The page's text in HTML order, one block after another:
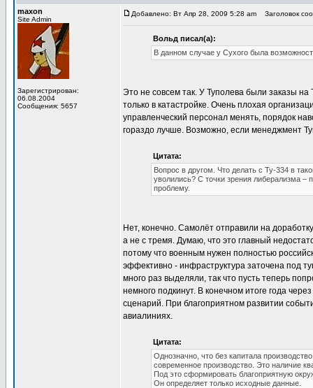
maxon
Site Admin
Зарегистрирован:
06.08.2004
Сообщения: 5657
Добавлено: Вт Апр 28, 2009 5:28 am Заголовок
Вольд писал(а):
В данном случае у Сухого была
Это не совсем так. У Туполева были заказы на
только в катастройке. Очень плохая
управленческий персонал менять, порядок
гораздо лучше. Возможно, если менеджмент
Цитата:
Вопрос в другом. Что делать с Ту-334 в
уволились? С точки зрения либерализма –
проблему.
Нет, конечно. Самолёт отправили на
а не с тремя. Думаю, что это главный
потому что военным нужен полностью
эффективно - инфраструктура заточена под
много раз выделяли, так что пусть теперь
немного подкинут. В конечном итоге года
сценарий. При благоприятном развитии
авиалиниях.
Цитата:
Однозначно, что без капитала
современное производство. Это наличие
Под это сформировать благоприятную
Он определяет только исходные данные.